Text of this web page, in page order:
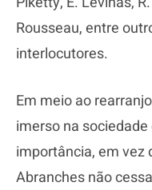
Rousseau, entre
interlocutores.
Em meio ao
imerso na
importância, em vez
Abranches não